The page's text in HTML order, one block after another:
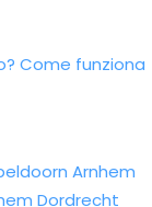
Come funziona
Arnhem
Dordrecht